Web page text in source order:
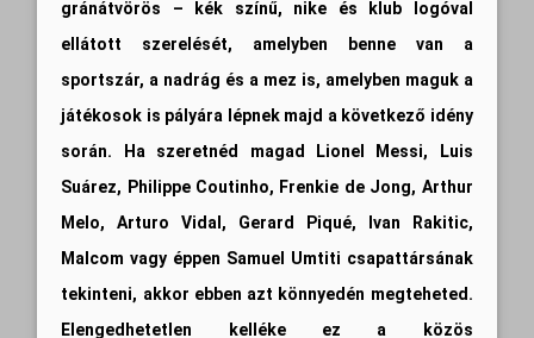
gránátvörös – kék színű, nike és klub logóval
ellátott szerelését, amelyben benne van a
sportszár, a nadrág és a mez is, amelyben maguk a
játékosok is pályára lépnek majd a következő idény
során. Ha szeretnéd magad Lionel Messi, Luis
Suárez, Philippe Coutinho, Frenkie de Jong, Arthur
Melo, Arturo Vidal, Gerard Piqué, Ivan Rakitic,
Malcom vagy éppen Samuel Umtiti csapattársának
tekinteni, akkor ebben azt könnyedén megteheted.
Elengedhetetlen kelléke ez a közös